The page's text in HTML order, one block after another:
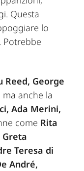
Questa
lo
Potrebbe
Reed, George
ma anche la
Ada Merini,
come Rita
Teresa di
André,